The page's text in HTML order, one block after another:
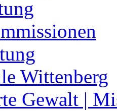
Wittenberg
Gewalt |